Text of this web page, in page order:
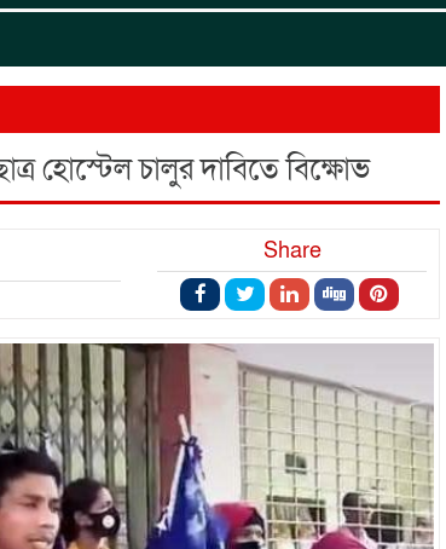
হোস্টেল চালুর দাবিতে বিক্ষোভ
Share